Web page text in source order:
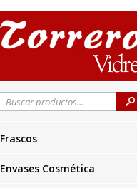
Frascos
Envases Cosmética